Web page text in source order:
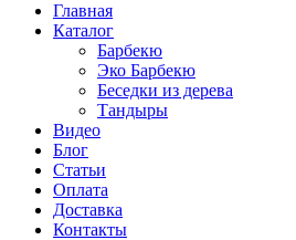
Главная
Каталог
Барбекю
Эко Барбекю
Беседки из дерева
Тандыры
Видео
Блог
Статьи
Оплата
Доставка
Контакты